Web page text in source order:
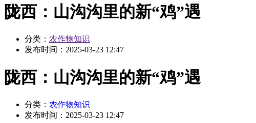
陇西：山沟沟里的新“鸡”遇
分类： 农作物知识
发布时间： 2025-03-23 12:47
陇西：山沟沟里的新“鸡”遇
分类： 农作物知识
发布时间： 2025-03-23 12:47